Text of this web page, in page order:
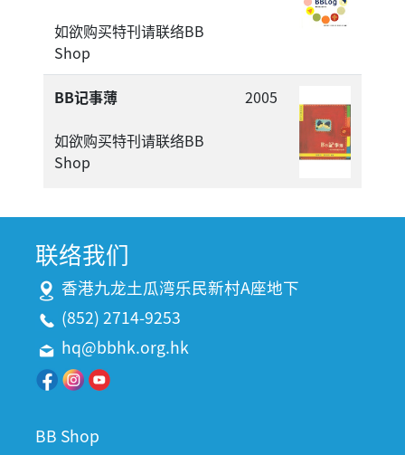
如欲购买特刊请联络BB
Shop
BB记事薄
如欲购买特刊请联络BB
Shop
2005
联络我们
香港九龙土瓜湾乐民新村A座地下
(852) 2714-9253
hq@bbhk.org.hk
BB Shop